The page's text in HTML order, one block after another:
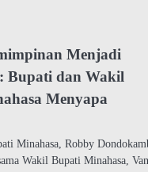
Menjadi
Bupati dan Wakil
Menyapa
Minahasa, Robby
Wakil Bupati Minahasa,